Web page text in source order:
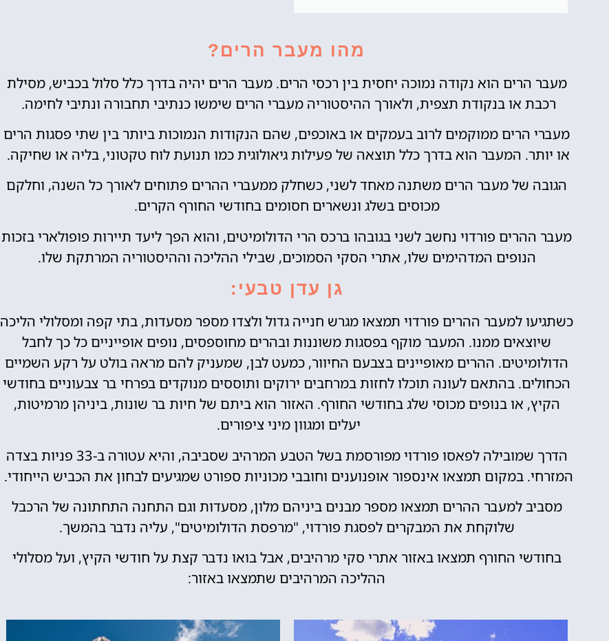
מהו מעבר הרים?
מעבר הרים הוא נקודה נמוכה יחסית בין רכסי הרים. מעבר הרים יהיה בדרך כלל סלול בכביש, מסילת
רכבת או בנקודת תצפית, ולאורך ההיסטוריה מעברי הרים שימשו כנתיבי תחבורה ונתיבי לחימה.
מעברי הרים ממוקמים לרוב בעמקים או באוכפים, שהם הנקודות הנמוכות ביותר בין שתי פסגות הרים
או יותר. המעבר הוא בדרך כלל תוצאה של פעילות גיאולוגית כמו תנועת לוח טקטוני, בליה או שחיקה.
הגובה של מעבר הרים משתנה מאחד לשני, כשחלק ממעברי ההרים פתוחים לאורך כל השנה, וחלקם
מכוסים בשלג ונשארים חסומים בחודשי החורף הקרים.
מעבר ההרים פורדוי נחשב לשני בגובהו ברכס הרי הדולומיטים, והוא הפך ליעד תיירות פופולארי בזכות
הנופים המדהימים שלו, אתרי הסקי הסמוכים, שבילי ההליכה וההיסטוריה המרתקת שלו.
גן עדן טבעי:
כשתגיעו למעבר ההרים פורדוי תמצאו מגרש חנייה גדול ולצדו מספר מסעדות, בתי קפה ומסלולי הליכה
שיוצאים ממנו. המעבר מוקף בפסגות משוננות ובהרים מחוספסים, נופים אופייניים כל כך לחבל
הדולומיטים. ההרים מאופיינים בצבעם החיוור, כמעט לבן, שמעניק להם מראה בולט על רקע השמיים
הכחולים. בהתאם לעונה תוכלו לחזות במרחבים ירוקים ותוססים מנוקדים בפרחי בר צבעוניים בחודשי
הקיץ, או בנופים מכוסי שלג בחודשי החורף. האזור הוא ביתם של חיות בר שונות, ביניהן מרמיטות,
יעלים ומגוון מיני ציפורים.
הדרך שמובילה לפאסו פורדוי מפורסמת בשל הטבע המרהיב שסביבה, והיא עטורה ב-33 פניות בצדה
המזרחי. במקום תמצאו אינספור אופנוענים וחובבי מכוניות ספורט שמגיעים לבחון את הכביש הייחודי.
מסביב למעבר ההרים תמצאו מספר מבנים ביניהם מלון, מסעדות וגם התחנה התחתונה של הרכבל
שלוקחת את המבקרים לפסגת פורדוי, "מרפסת הדולומיטים", עליה נדבר בהמשך.
בחודשי החורף תמצאו באזור אתרי סקי מרהיבים, אבל בואו נדבר קצת על חודשי הקיץ, ועל מסלולי
ההליכה המרהיבים שתמצאו באזור: